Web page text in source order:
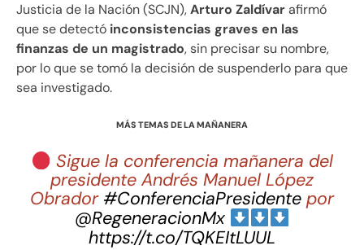
Justicia de la Nación (SCJN),Arturo Zaldívarafirmó
que se detectó inconsistencias graves en las
finanzas de un magistrado, sin precisar su nombre,
por lo que se tomó la decisión de suspenderlo para que
sea investigado.
MÁS TEMAS DE LA MAÑANERA
Sigue la conferencia mañanera del
presidente Andrés Manuel López
Obrador#ConferenciaPresidente por
@RegeneracionMx
https://t.co/TQKEItLUUL